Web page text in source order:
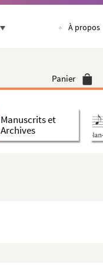
À propos
Panier
Manuscrits et
Archives